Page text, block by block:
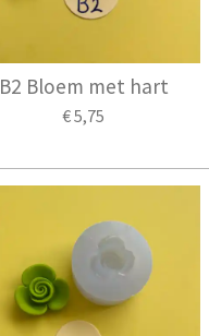
B2 Bloem met hart
€ 5,75